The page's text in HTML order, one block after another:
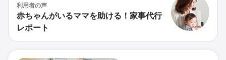
利用者の声
赤ちゃんがいるママを助ける！家事代行
レポート